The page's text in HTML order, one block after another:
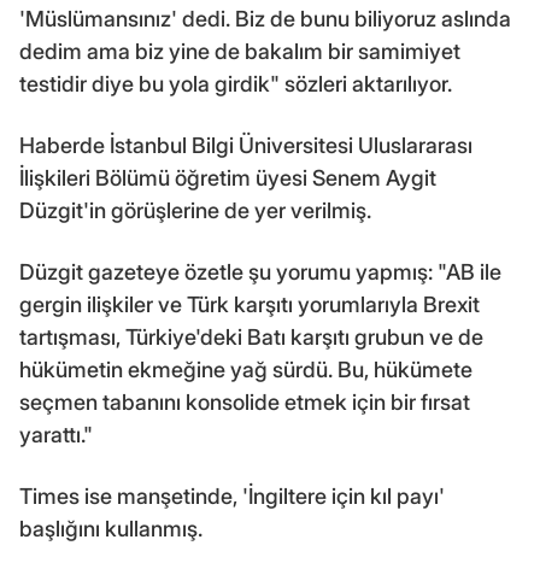
'Müslümansınız' dedi. Biz de bunu biliyoruz aslında
dedim ama biz yine de bakalım bir samimiyet
testidir diye bu yola girdik" sözleri aktarılıyor.
Haberde İstanbul Bilgi Üniversitesi Uluslararası
İlişkileri Bölümü öğretim üyesi Senem Aygit
Düzgit'in görüşlerine de yer verilmiş.
Düzgit gazeteye özetle şu yorumu yapmış: "AB ile
gergin ilişkiler ve Türk karşıtı yorumlarıyla Brexit
tartışması, Türkiye'deki Batı karşıtı grubun ve de
hükümetin ekmeğine yağ sürdü. Bu, hükümete
seçmen tabanını konsolide etmek için bir fırsat
yarattı."
Times ise manşetinde, 'İngiltere için kıl payı'
başlığını kullanmış.